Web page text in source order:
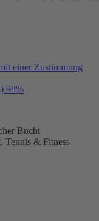
einer Zustimmung
98%
Bucht
Tennis & Fitness